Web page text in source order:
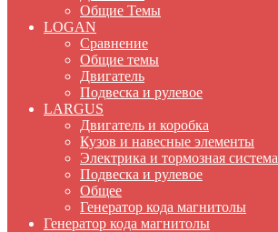
Общие Темы
LOGAN
Сравнение
Общие темы
Двигатель
Подвеска и рулевое
LARGUS
Двигатель и коробка
Кузов и навесные элементы
Электрика и тормозная система
Подвеска и рулевое
Общее
Генератор кода магнитолы
Генератор кода магнитолы